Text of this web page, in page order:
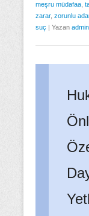
meşru müdafaa
zarar, zorunlu
suç
Yazan admin